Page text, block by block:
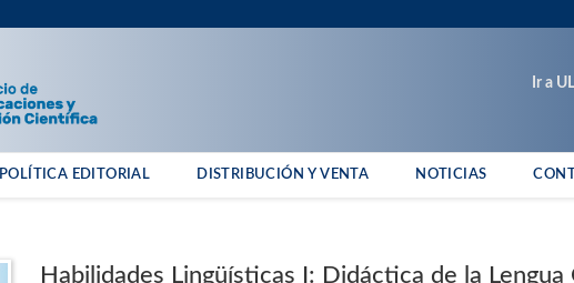
Ir a
POLÍTICA EDITORIAL DISTRIBUCIÓN Y VENTA NOTICIAS
Habilidades Lingüísticas I: Didáctica de la Lengua